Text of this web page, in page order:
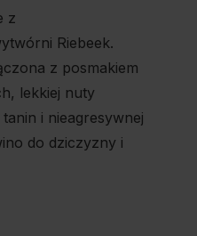
z
Riebeek.
z posmakiem
lekkiej nuty
i nieagresywnej
do dziczyzny i